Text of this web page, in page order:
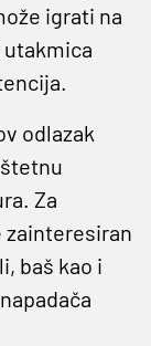
igrati na
utakmica
odlazak
Za
zainteresiran
baš kao i